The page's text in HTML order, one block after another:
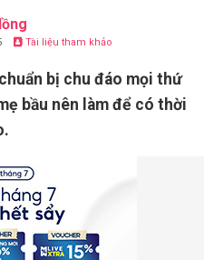
Tài liệu tham khảo
bị chu đáo mọi thứ
bầu nên làm để có thời